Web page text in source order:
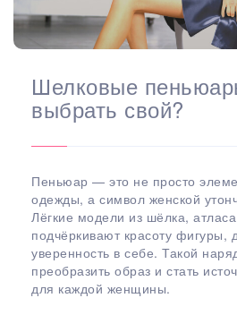
Шелковые
выбрать свой?
Пеньюар — это не просто
одежды, а символ женской
Лёгкие модели из шёлка,
подчёркивают красоту фигуры,
уверенность в себе. Такой
преобразить образ и стать
для каждой женщины.